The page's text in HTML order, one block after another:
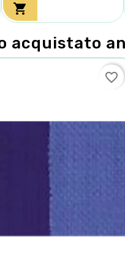

acquistato
favorite_border